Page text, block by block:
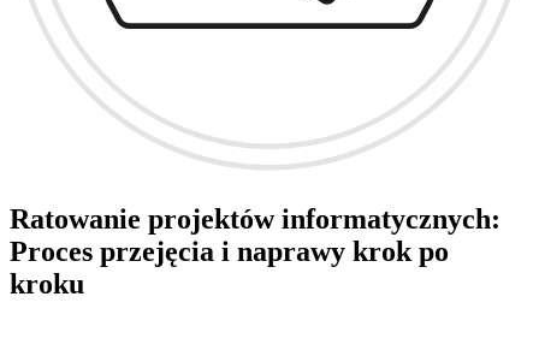
Ratowanie projektów informatycznych:
Proces przejęcia i naprawy krok po
kroku